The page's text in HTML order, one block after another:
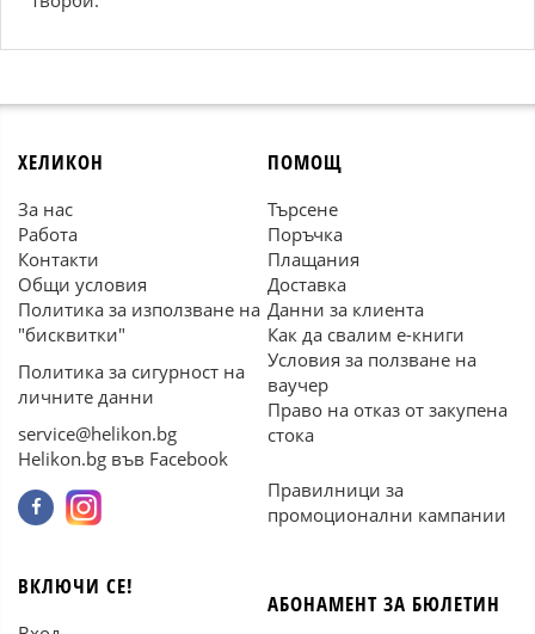
ХЕЛИКОН
За нас
Работа
Контакти
Общи условия
Политика за използване на
"бисквитки"
Политика за сигурност на
личните данни
service@helikon.bg
Helikon.bg във Facebook
ПОМОЩ
Търсене
Поръчка
Плащания
Доставка
Данни за клиента
Как да свалим е-книги
Условия за ползване на
ваучер
Право на отказ от закупена
стока
Правилници за
промоционални кампании
ВКЛЮЧИ СЕ!
АБОНАМЕНТ ЗА БЮЛЕТИН